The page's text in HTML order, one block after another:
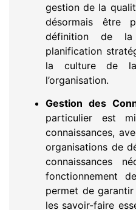
gestion de la
désormais être
définition de
planification
la culture de
l’organisation.
Gestion des
particulier est
connaissances,
organisations de
connaissances
fonctionnement
permet de
les savoir-faire